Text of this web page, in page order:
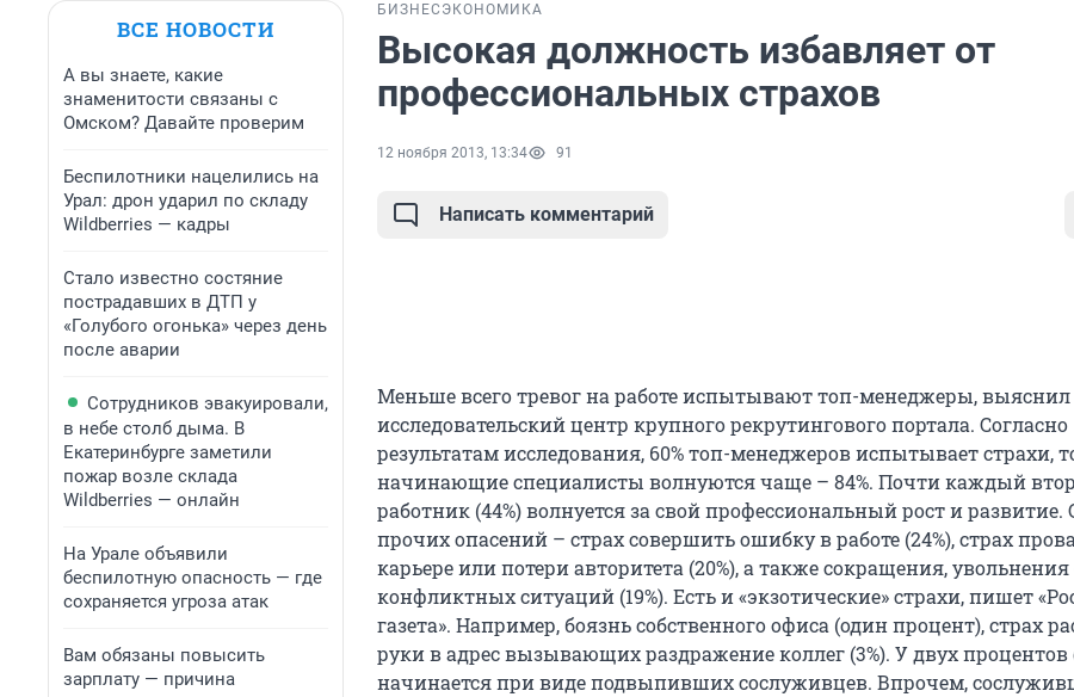
ВСЕ НОВОСТИ
А вы знаете, какие
знаменитости связаны с
Омском? Давайте проверим
Беспилотники нацелились на
Урал: дрон ударил по складу
Wildberries — кадры
Стало известно состяние
пострадавших в ДТП у
«Голубого огонька» через день
после аварии
Сотрудников эвакуировали,
в небе столб дыма. В
Екатеринбурге заметили
пожар возле склада
Wildberries — онлайн
На Урале объявили
беспилотную опасность — где
сохраняется угроза атак
Вам обязаны повысить
зарплату — причина
БИЗНЕС ЭКОНОМИКА
Высокая должность избавляет от
профессиональных страхов
12 ноября 2013, 13:34 91
Написать комментарий
Меньше всего тревог на работе испытывают топ-менеджеры, выяснил
исследовательский центр крупного рекрутингового портала. Согласно
результатам исследования, 60% топ-менеджеров испытывает страхи,
начинающие специалисты волнуются чаще – 84%. Почти каждый
работник (44%) волнуется за свой профессиональный рост и развитие.
прочих опасений – страх совершить ошибку в работе (24%), страх
карьере или потери авторитета (20%), а также сокращения, увольнения
конфликтных ситуаций (19%). Есть и «экзотические» страхи, пишет
газета». Например, боязнь собственного офиса (один процент), страх
руки в адрес вызывающих раздражение коллег (3%). У двух
начинается при виде подвыпивших сослуживцев. Впрочем,